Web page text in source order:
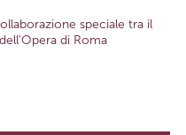
speciale tra il
di Roma